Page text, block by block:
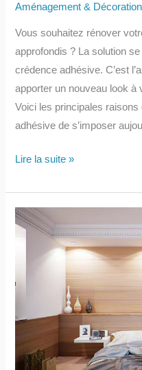
Aménagement & Décoration
Vous souhaitez rénover
approfondis ? La solution
crédence adhésive. C’est
apporter un nouveau look à
Voici les principales
adhésive de s’imposer
Pourquoi
crédence
adhésive
s’impose
ménages
Lire la suite »